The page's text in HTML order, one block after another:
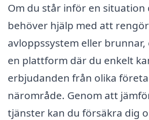
Om du står inför en situation
behöver hjälp med att
avloppssystem eller
en plattform där du enkelt
erbjudanden från olika
närområde. Genom att
tjänster kan du försäkra dig